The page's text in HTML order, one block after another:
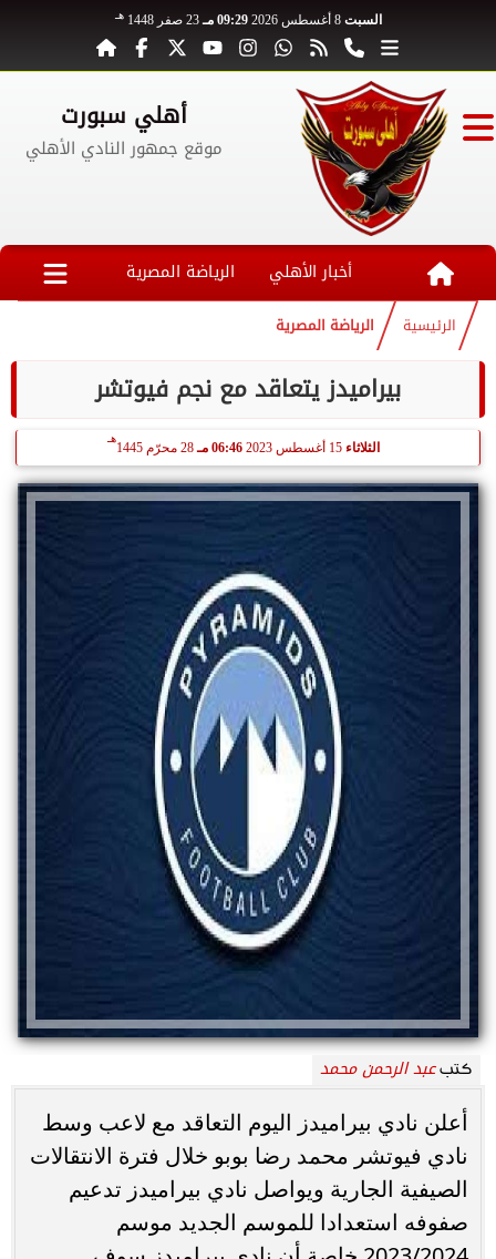
السبت 8 أغسطس 2026 09:29 مـ 23 صفر 1448 هـ
أهلي سبورت
موقع جمهور النادي الأهلي
أخبار الأهلي الرياضة المصرية
الرئيسية الرياضة المصرية
بيراميدز يتعاقد مع نجم فيوتشر
الثلاثاء 06:46 مـ 28 محرّم 1445
هـ
كتبعبد الرحمن محمد
أعلن نادي بيراميدز اليوم التعاقد مع لاعب وسط
نادي فيوتشر محمد رضا بوبو خلال فترة الانتقالات
الصيفية الجارية ويواصل نادي بيراميدز تدعيم
صفوفه استعدادا للموسم الجديد موسم